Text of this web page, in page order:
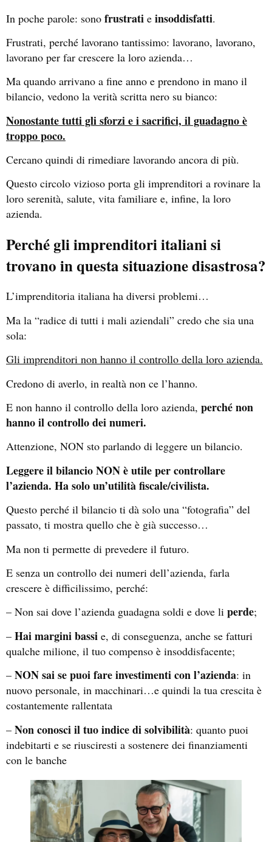
In poche parole: sono frustrati e insoddisfatti.
Frustrati, perché lavorano tantissimo: lavorano, lavorano,
lavorano per far crescere la loro azienda…
Ma quando arrivano a fine anno e prendono in mano il
bilancio, vedono la verità scritta nero su bianco:
Nonostante tutti gli sforzi e i sacrifici, il guadagno è
troppo poco.
Cercano quindi di rimediare lavorando ancora di più.
Questo circolo vizioso porta gli imprenditori a rovinare la
loro serenità, salute, vita familiare e, infine, la loro
azienda.
Perché gli imprenditori italiani si
trovano in questa situazione disastrosa?
L’imprenditoria italiana ha diversi problemi…
Ma la “radice di tutti i mali aziendali” credo che sia una
sola:
Gli imprenditori non hanno il controllo della loro azienda.
Credono di averlo, in realtà non ce l’hanno.
E non hanno il controllo della loro azienda, perché non
hanno il controllo dei numeri.
Attenzione, NON sto parlando di leggere un bilancio.
Leggere il bilancio NON è utile per controllare
l’azienda. Ha solo un’utilità fiscale/civilista.
Questo perché il bilancio ti dà solo una “fotografia” del
passato, ti mostra quello che è già successo…
Ma non ti permette di prevedere il futuro.
E senza un controllo dei numeri dell’azienda, farla
crescere è difficilissimo, perché:
– Non sai dove l’azienda guadagna soldi e dove li perde;
– Hai margini bassi e, di conseguenza, anche se fatturi
qualche milione, il tuo compenso è insoddisfacente;
– NON sai se puoi fare investimenti con l’azienda: in
nuovo personale, in macchinari…e quindi la tua crescita è
costantemente rallentata
– Non conosci il tuo indice di solvibilità: quanto puoi
indebitarti e se riusciresti a sostenere dei finanziamenti
con le banche